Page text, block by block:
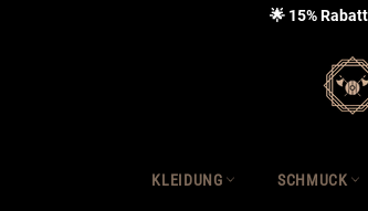
🌟 15%
KLEIDUNG SCHMUCK